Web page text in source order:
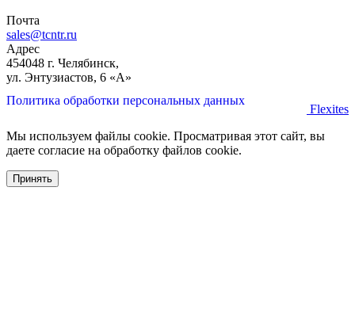
Почта
sales@tcntr.ru
Адрес
454048 г. Челябинск,
ул. Энтузиастов, 6 «А»
Политика обработки персональных данных
Flexites
Мы используем файлы cookie. Просматривая этот сайт, вы
даете согласие на обработку файлов cookie.
Принять